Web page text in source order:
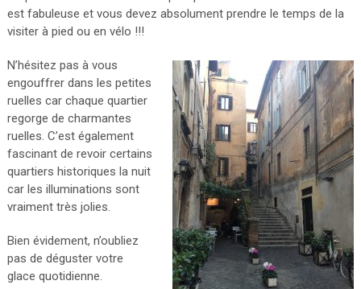
est fabuleuse et vous devez absolument prendre le temps de la
visiter à pied ou en vélo !!!
N’hésitez pas à vous
engouffrer dans les petites
ruelles car chaque quartier
regorge de charmantes
ruelles. C’est également
fascinant de revoir certains
quartiers historiques la nuit
car les illuminations sont
vraiment très jolies.
Bien évidement, n’oubliez
pas de déguster votre
glace quotidienne.